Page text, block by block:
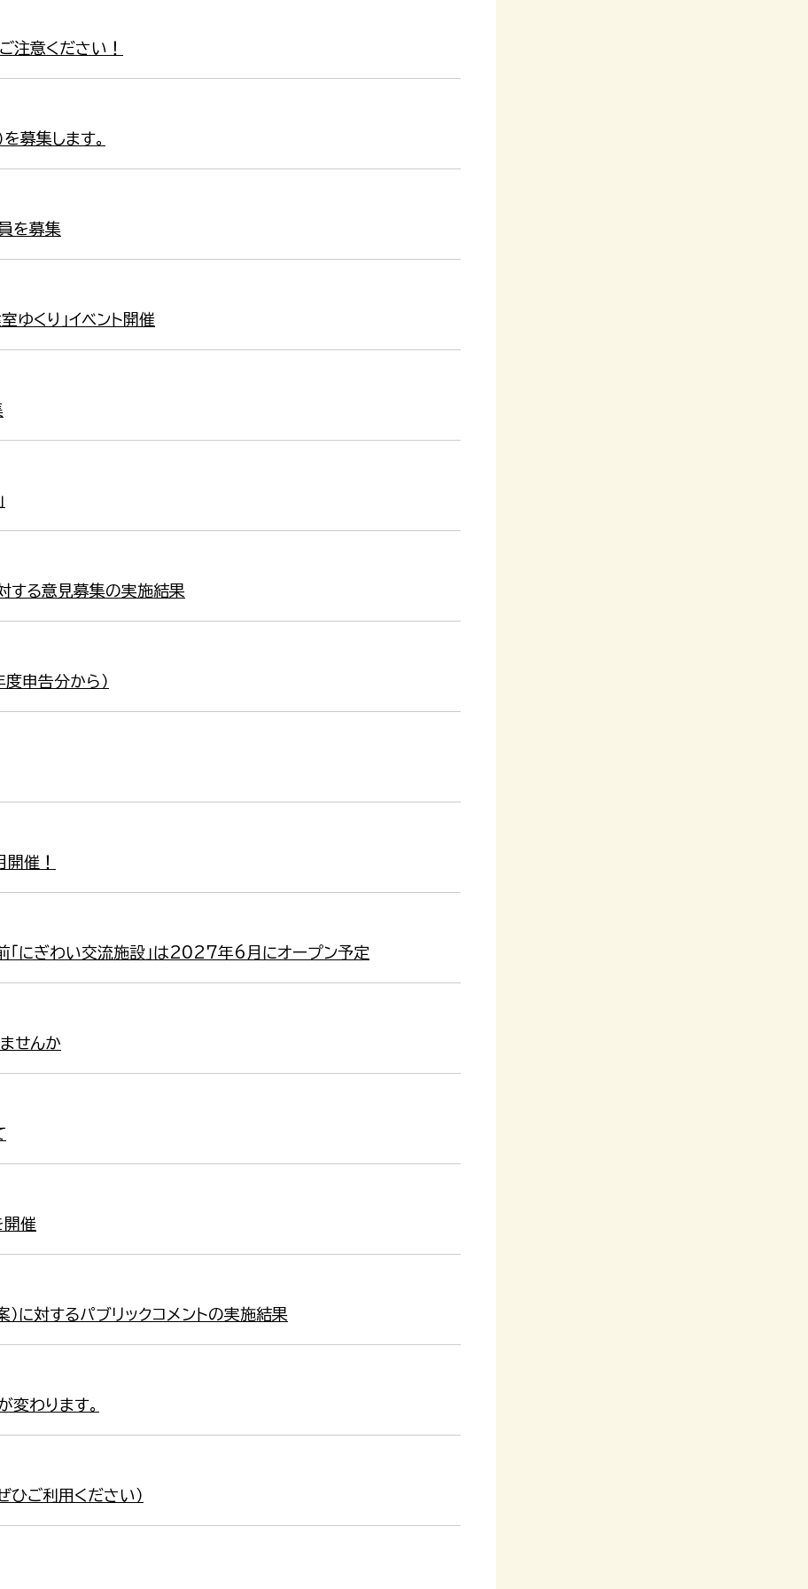
注意ください！
募集します。
を募集
ゆくり」イベント開催
する意見募集の実施結果
申告分から）
開催！
「にぎわい交流施設」は2027年6月にオープン予定
せんか
開催
）に対するパブリックコメントの実施結果
わります。
ご利用ください）